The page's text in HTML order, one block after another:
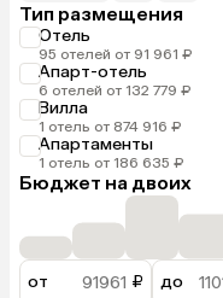
Тип размещения
Отель
95 отелей от 91 961 ₽
Апарт-отель
6 отелей от 132 779 ₽
Вилла
1 отель от 874 916 ₽
Апартаменты
1 отель от 186 635 ₽
Бюджет на двоих
от ₽ до